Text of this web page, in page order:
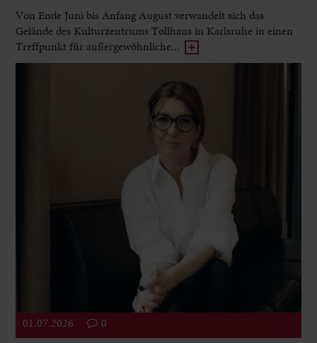
Von Ende Juni bis Anfang August verwandelt sich das
Gelände des Kulturzentrums Tollhaus in Karlsruhe in einen
Treffpunkt für außergewöhnliche...
01.07.2026 0